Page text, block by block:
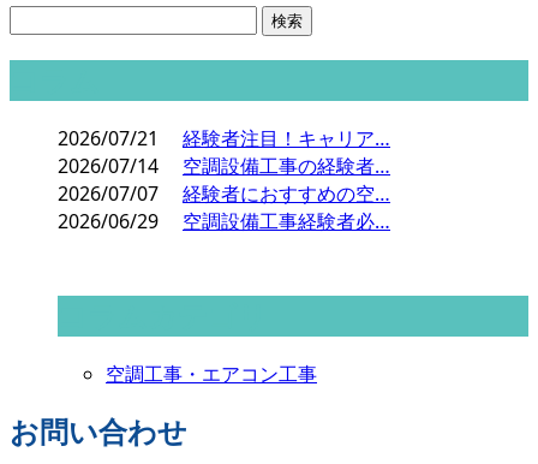
2026/07/21
経験者注目！キャリア…
2026/07/14
空調設備工事の経験者…
2026/07/07
経験者におすすめの空…
2026/06/29
空調設備工事経験者必…
空調工事・エアコン工事
お問い合わせ